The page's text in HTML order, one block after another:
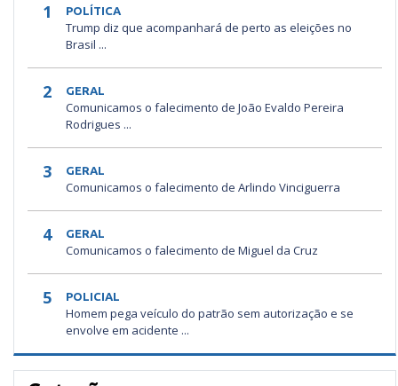
1 POLÍTICA
Trump diz que acompanhará de perto as eleições no
Brasil ...
2 GERAL
Comunicamos o falecimento de João Evaldo Pereira
Rodrigues ...
3 GERAL
Comunicamos o falecimento de Arlindo Vinciguerra
4 GERAL
Comunicamos o falecimento de Miguel da Cruz
5 POLICIAL
Homem pega veículo do patrão sem autorização e se
envolve em acidente ...